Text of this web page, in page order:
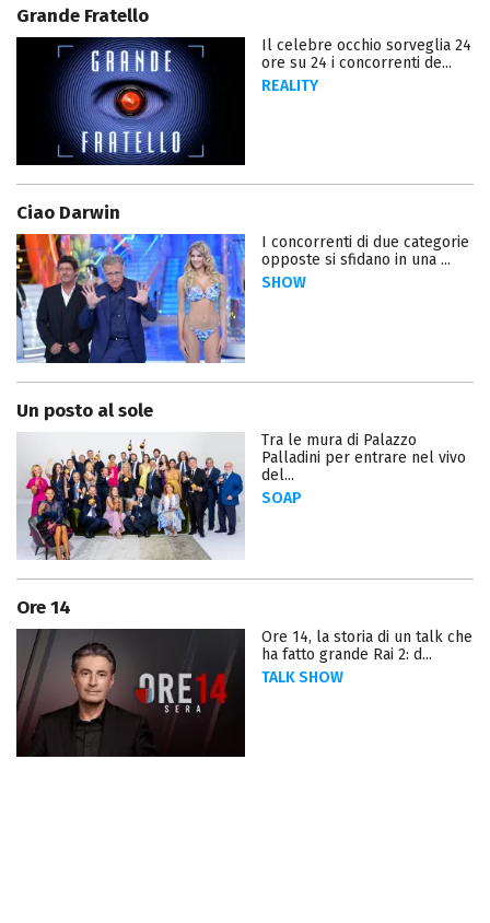
Grande Fratello
Il celebre occhio sorveglia 24
ore su 24 i concorrenti de...
REALITY
Ciao Darwin
I concorrenti di due categorie
opposte si sfidano in una ...
SHOW
Un posto al sole
Tra le mura di Palazzo
Palladini per entrare nel vivo
del...
SOAP
Ore 14
Ore 14, la storia di un talk che
ha fatto grande Rai 2: d...
TALK SHOW